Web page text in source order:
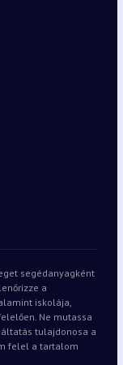
segédanyagként
a
iskolája,
Ne mutassa
tulajdonosa a
felel a tartalom